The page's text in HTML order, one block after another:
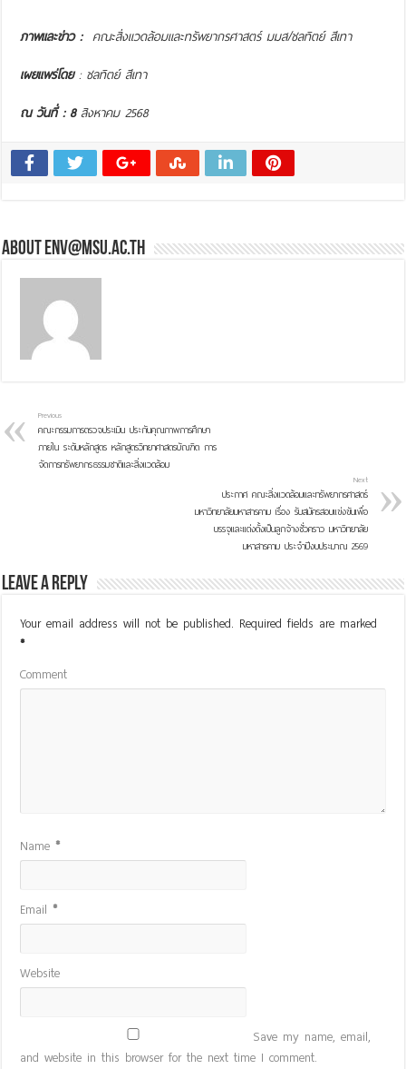
ภาพและข่าว : คณะสิ่งแวดล้อมและทรัพยากรศาสตร์ มมส/ชลทิตย์ สีเทา
เผยแพร่โดย: ชลทิตย์ สีเทา
ณ วันที่ : 8สิงหาคม 2568
About env@msu.ac.th
Previous
คณะกรรมการตรวจประเมิน ประกันคุณภาพการศึกษา
ภายใน ระดับหลักสูตร หลักสูตรวิทยาศาสตรบัณฑิต การ
จัดการทรัพยากรธรรมชาติและสิ่งแวดล้อม
Next
ประกาศ คณะสิ่งแวดล้อมและทรัพยากรศาสตร์
มหาวิทยาลัยมหาสารคาม เรื่อง รับสมัครสอบแข่งขันเพื่อ
บรรจุและแต่งตั้งเป็นลูกจ้างชั่วคราว มหาวิทยาลัย
มหาสารคาม ประจำปีงบประมาณ 2569
Leave a Reply
Your email address will not be published. Required fields are marked
*
Comment
Name*
Email*
Website
Save my name, email,
and website in this browser for the next time I comment.